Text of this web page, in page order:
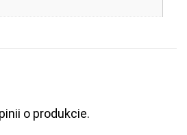
o produkcie.